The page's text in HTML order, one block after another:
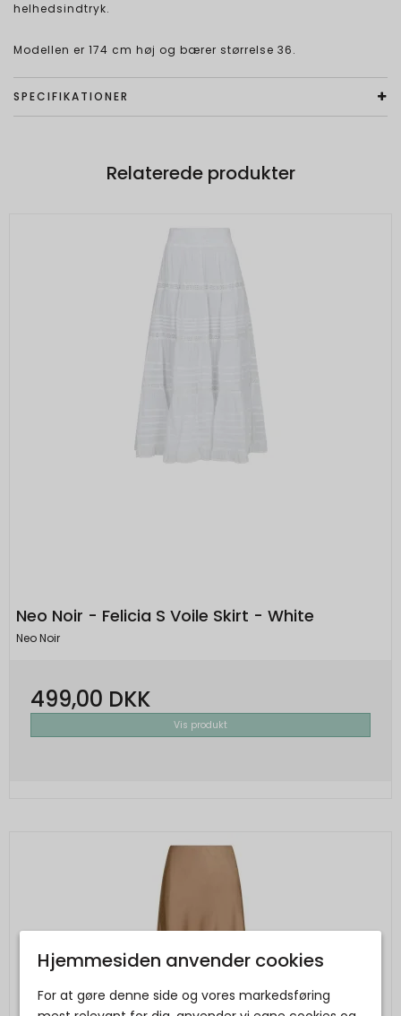
helhedsindtryk.
Modellen er 174 cm høj og bærer størrelse 36.
SPECIFIKATIONER
Relaterede produkter
Neo Noir - Felicia S Voile Skirt - White
Neo Noir
499,00 DKK
Vis produkt
Hjemmesiden anvender cookies
For at gøre denne side og vores markedsføring